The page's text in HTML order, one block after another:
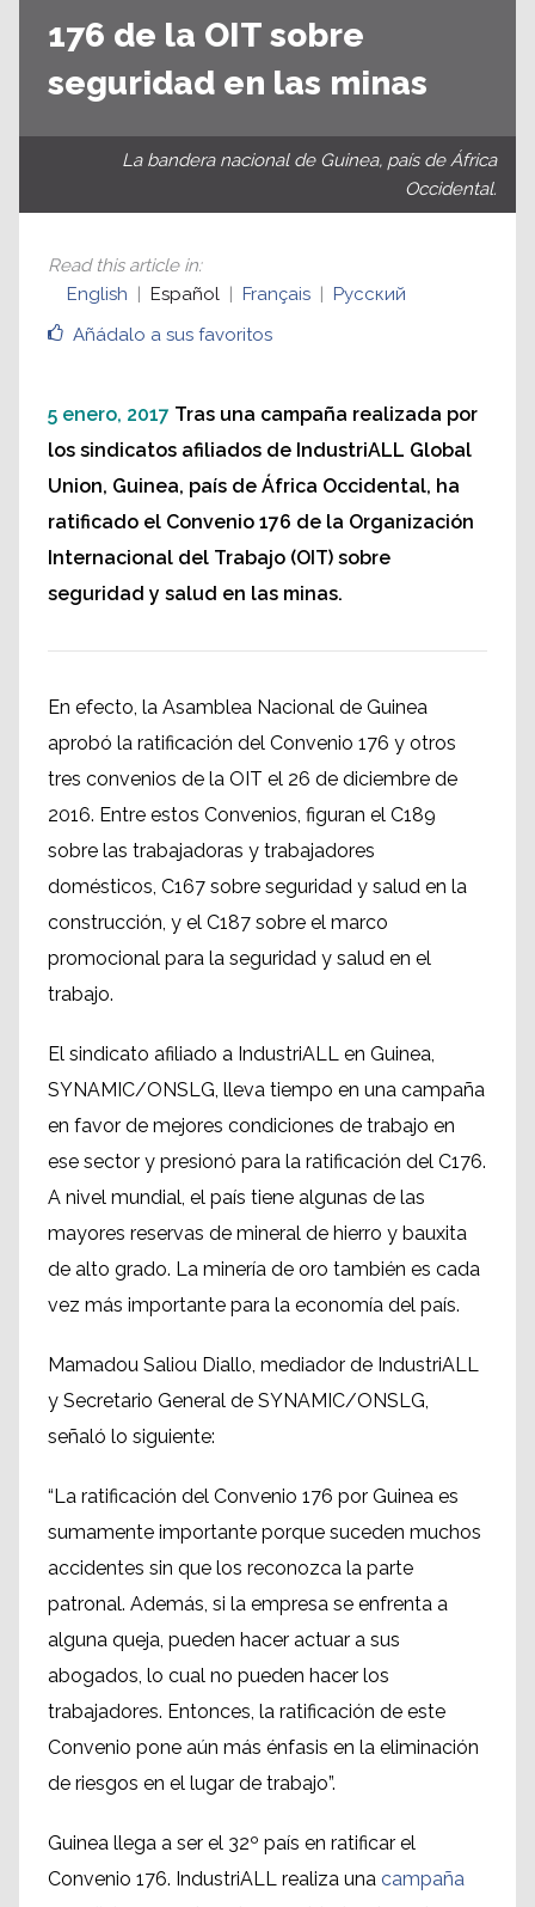
176 de la OIT sobre
seguridad en las minas
La bandera nacional de Guinea, país de África
Occidental.
Añádalo a sus favoritos
Read this article in:
English
Español Français Русский
5 enero, 2017 Tras una campaña realizada por
los sindicatos afiliados de IndustriALL Global
Union, Guinea, país de África Occidental, ha
ratificado el Convenio 176 de la Organización
Internacional del Trabajo (OIT) sobre
seguridad y salud en las minas.
En efecto, la Asamblea Nacional de Guinea
aprobó la ratificación del Convenio 176 y otros
tres convenios de la OIT el 26 de diciembre de
2016. Entre estos Convenios, figuran el C189
sobre las trabajadoras y trabajadores
domésticos, C167 sobre seguridad y salud en la
construcción, y el C187 sobre el marco
promocional para la seguridad y salud en el
trabajo.
El sindicato afiliado a IndustriALL en Guinea,
SYNAMIC/ONSLG, lleva tiempo en una campaña
en favor de mejores condiciones de trabajo en
ese sector y presionó para la ratificación del C176.
A nivel mundial, el país tiene algunas de las
mayores reservas de mineral de hierro y bauxita
de alto grado. La minería de oro también es cada
vez más importante para la economía del país.
Mamadou Saliou Diallo, mediador de IndustriALL
y Secretario General de SYNAMIC/ONSLG,
señaló lo siguiente:
“La ratificación del Convenio 176 por Guinea es
sumamente importante porque suceden muchos
accidentes sin que los reconozca la parte
patronal. Además, si la empresa se enfrenta a
alguna queja, pueden hacer actuar a sus
abogados, lo cual no pueden hacer los
trabajadores. Entonces, la ratificación de este
Convenio pone aún más énfasis en la eliminación
de riesgos en el lugar de trabajo”.
Guinea llega a ser el 32º país en ratificar el
Convenio 176. IndustriALL realiza una campaña